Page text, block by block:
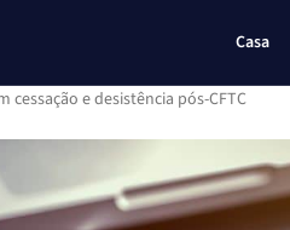
Casa
e desistência pós-CFTC